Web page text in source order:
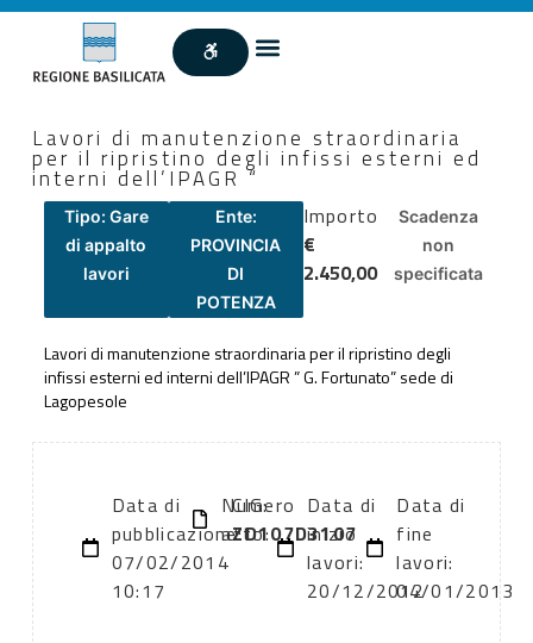
Lavori di manutenzione straordinaria
per il ripristino degli infissi esterni ed
interni dell’IPAGR “
Tipo: Gare
di appalto
lavori
Ente:
PROVINCIA
DI
POTENZA
Importo
€
2.450,00
Scadenza
non
specificata
Lavori di manutenzione straordinaria per il ripristino degli
infissi esterni ed interni dell’IPAGR ” G. Fortunato” sede di
Lagopesole
Data di
pubblicazione:
07/02/2014
10:17
Numero
atto:
CIG:
ZD107D3107
Data di
inizio
lavori:
20/12/2012
Data di
fine
lavori:
04/01/2013